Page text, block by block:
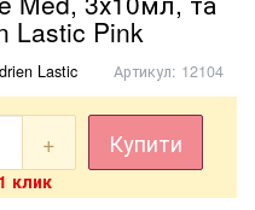
Lastic Pink
Lastic Артикул: 12104
+ Купити
клик